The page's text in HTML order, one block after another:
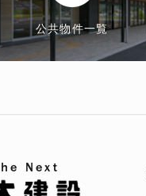
公共物件一覧